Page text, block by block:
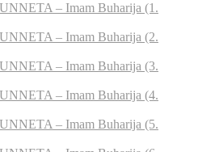
– Imam Buharija (1.
– Imam Buharija (2.
– Imam Buharija (3.
– Imam Buharija (4.
– Imam Buharija (5.